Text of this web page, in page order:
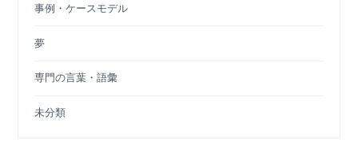
事例・ケースモデル
夢
専門の言葉・語彙
未分類